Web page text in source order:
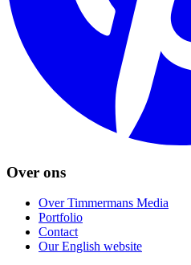
Over ons
Over Timmermans Media
Portfolio
Contact
Our English website